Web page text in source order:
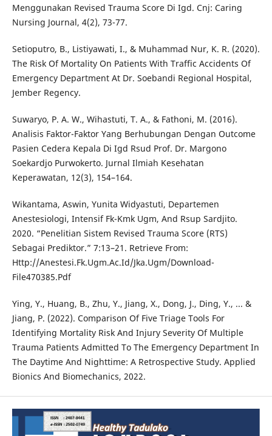
Menggunakan Revised Trauma Score Di Igd. Cnj: Caring
Nursing Journal, 4(2), 73-77.
Setioputro, B., Listiyawati, I., & Muhammad Nur, K. R. (2020).
The Risk Of Mortality On Patients With Traffic Accidents Of
Emergency Department At Dr. Soebandi Regional Hospital,
Jember Regency.
Suwaryo, P. A. W., Wihastuti, T. A., & Fathoni, M. (2016).
Analisis Faktor-Faktor Yang Berhubungan Dengan Outcome
Pasien Cedera Kepala Di Igd Rsud Prof. Dr. Margono
Soekardjo Purwokerto. Jurnal Ilmiah Kesehatan
Keperawatan, 12(3), 154–164.
Wikantama, Aswin, Yunita Widyastuti, Departemen
Anestesiologi, Intensif Fk-Kmk Ugm, And Rsup Sardjito.
2020. “Penelitian Sistem Revised Trauma Score (RTS)
Sebagai Prediktor.” 7:13–21. Retrieve From:
Http://Anestesi.Fk.Ugm.Ac.Id/Jka.Ugm/Download-
File470385.Pdf
Ying, Y., Huang, B., Zhu, Y., Jiang, X., Dong, J., Ding, Y., ... &
Jiang, P. (2022). Comparison Of Five Triage Tools For
Identifying Mortality Risk And Injury Severity Of Multiple
Trauma Patients Admitted To The Emergency Department In
The Daytime And Nighttime: A Retrospective Study. Applied
Bionics And Biomechanics, 2022.